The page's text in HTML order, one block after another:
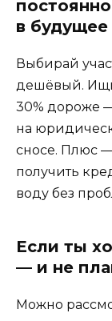
в будущее
Выбирай
дешёвый.
30% дороже
на
сносе. Плюс
получить
воду без
Если ты
— и не
Можно